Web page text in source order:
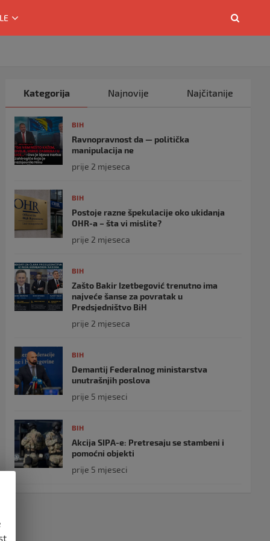
Kategorija Najnovije Najčitanije
BIH
Ravnopravnost da — politička
manipulacija ne
prije 2 mjeseca
BIH
Postoje razne špekulacije oko ukidanja
OHR-a – šta vi mislite?
prije 2 mjeseca
BIH
Zašto Bakir Izetbegović trenutno ima
najveće šanse za povratak u
Predsjedništvo BiH
prije 2 mjeseca
BIH
Demantij Federalnog ministarstva
unutrašnjih poslova
prije 5 mjeseci
BIH
Akcija SIPA-e: Pretresaju se stambeni i
pomoćni objekti
prije 5 mjeseci